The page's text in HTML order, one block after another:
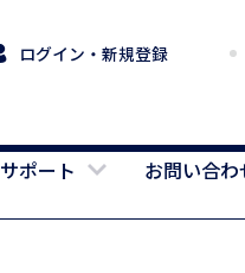
ログイン・新規登録
サポート お問い合わ